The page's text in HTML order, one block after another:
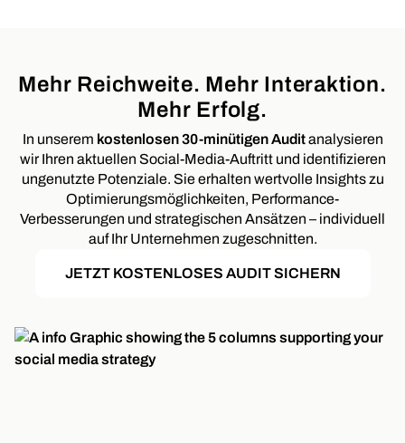
Mehr Reichweite. Mehr Interaktion.
Mehr Erfolg.
In unserem kostenlosen 30-minütigen Auditanalysieren
wir Ihren aktuellen Social-Media-Auftritt und identifizieren
ungenutzte Potenziale. Sie erhalten wertvolle Insights zu
Optimierungsmöglichkeiten, Performance-
Verbesserungen und strategischen Ansätzen – individuell
auf Ihr Unternehmen zugeschnitten.
JETZT KOSTENLOSES AUDIT SICHERN